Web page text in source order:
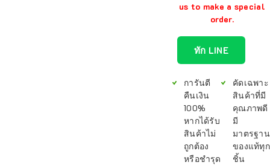
us to make a special
order.
ทัก LINE
การันตี
คืนเงิน
100%
หากได้รับ
สินค้าไม่
ถูกต้อง
หรือชำรุด
คัดเฉพาะ
สินค้าที่มี
คุณภาพดี
มี
มาตรฐาน
ของแท้ทุก
ชิ้น